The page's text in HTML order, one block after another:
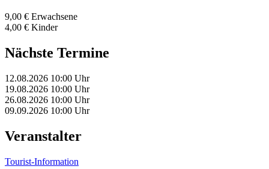
9,00 € Erwachsene
4,00 € Kinder
Nächste Termine
12.08.2026 10:00 Uhr
19.08.2026 10:00 Uhr
26.08.2026 10:00 Uhr
09.09.2026 10:00 Uhr
Veranstalter
Tourist-Information